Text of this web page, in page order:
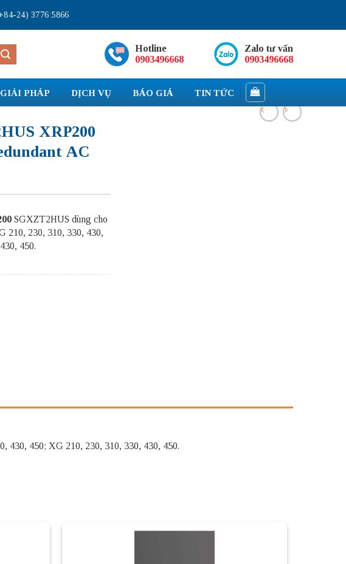
24) 3776 5866
Hotline
0903496668
Zalo tư vấn
0903496668
GIẢI PHÁP DỊCH VỤ BÁO GIÁ TIN TỨC
XRP200
AC
SGXZT2HUS dùng cho
210, 230, 310, 330, 430,
450.
430, 450; XG 210, 230, 310, 330, 430, 450.